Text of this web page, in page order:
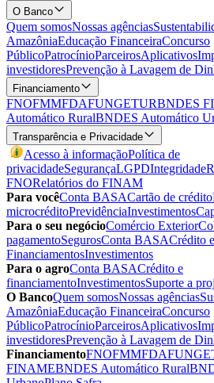
O Banco
Quem somosNossas agências
AmazôniaEducação FinanceiraConcurso
PúblicoPatrocínioParceirosAplicativos
investidoresPrevenção à Lavagem de
Financiamento
FNOFMMFDAFUNGETURBNDES
Automático RuralBNDES Automático
Transparência e Privacidade
Acesso à informaçãoPolítica de
privacidadeSegurançaLGPDIntegridade
FNORelatórios do FINAM
Para vocêConta BASACartão de crédito
microcréditoPrevidênciaInvestimentos
Para o seu negócioComércio Exterior
pagamentoSegurosConta BASACrédito e
FinanciamentosInvestimentos
Para o agroConta BASACrédito e
financiamentoInvestimentosSuporte a
O BancoQuem somosNossas agências
AmazôniaEducação FinanceiraConcurso
PúblicoPatrocínioParceirosAplicativos
investidoresPrevenção à Lavagem de
FinanciamentoFNOFMMFDA
FINAMEBNDES Automático Rural